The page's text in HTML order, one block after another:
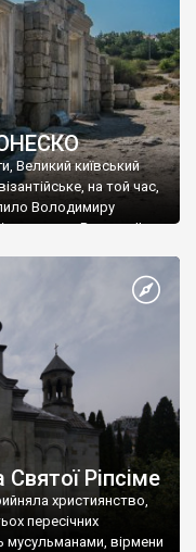
Великий київський
на той час,
Володимиру
Василю ІІ, та
християнином.
Таврійського
Ріпсіме
християнство,
пересічних
мусульманами, вірмени